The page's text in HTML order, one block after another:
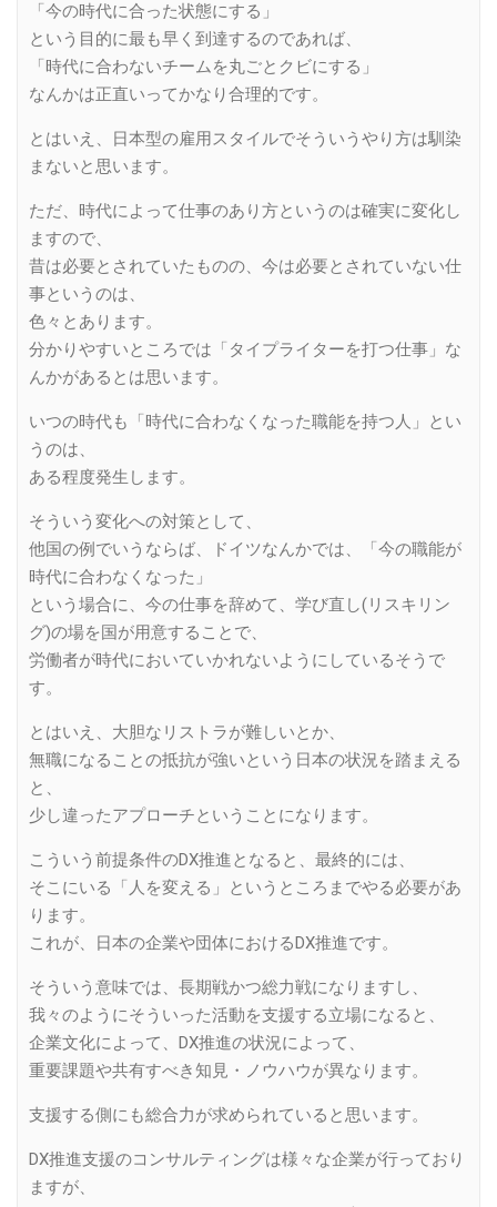
「今の時代に合った状態にする」
という目的に最も早く到達するのであれば、
「時代に合わないチームを丸ごとクビにする」
なんかは正直いってかなり合理的です。
とはいえ、日本型の雇用スタイルでそういうやり方は馴染
まないと思います。
ただ、時代によって仕事のあり方というのは確実に変化し
ますので、
昔は必要とされていたものの、今は必要とされていない仕
事というのは、
色々とあります。
分かりやすいところでは「タイプライターを打つ仕事」な
んかがあるとは思います。
いつの時代も「時代に合わなくなった職能を持つ人」とい
うのは、
ある程度発生します。
そういう変化への対策として、
他国の例でいうならば、ドイツなんかでは、「今の職能が
時代に合わなくなった」
という場合に、今の仕事を辞めて、学び直し(リスキリン
グ)の場を国が用意することで、
労働者が時代においていかれないようにしているそうで
す。
とはいえ、大胆なリストラが難しいとか、
無職になることの抵抗が強いという日本の状況を踏まえる
と、
少し違ったアプローチということになります。
こういう前提条件のDX推進となると、最終的には、
そこにいる「人を変える」というところまでやる必要があ
ります。
これが、日本の企業や団体におけるDX推進です。
そういう意味では、長期戦かつ総力戦になりますし、
我々のようにそういった活動を支援する立場になると、
企業文化によって、DX推進の状況によって、
重要課題や共有すべき知見・ノウハウが異なります。
支援する側にも総合力が求められていると思います。
DX推進支援のコンサルティングは様々な企業が行っており
ますが、